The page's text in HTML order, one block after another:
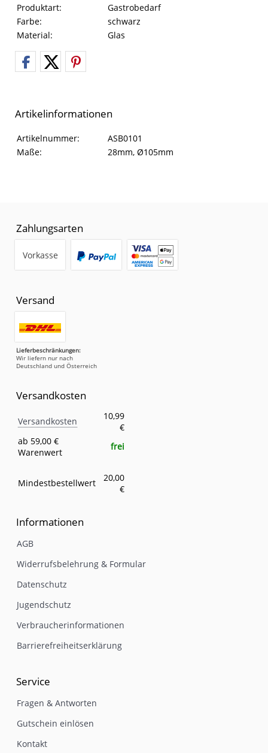
Produktart:
Gastrobedarf
Farbe:
schwarz
Material:
Glas
Artikelinformationen
Artikelinformationen
Eigenschaft Wert
Artikelnummer:
ASB0101
Maße:
28mm, Ø105mm
Zahlungsarten
Vorkasse
Versand
Lieferbeschränkungen:
Wir liefern nur nach
Deutschland und Österreich
Versandkosten
Eigenschaft
Versandkosten
10,99
€
ab 59,00 €
Warenwert
frei
Mindestbestellwert
20,00
€
Informationen
AGB
Widerrufsbelehrung & Formular
Datenschutz
Jugendschutz
Verbraucherinformationen
Barrierefreiheitserklärung
Service
Fragen & Antworten
Gutschein einlösen
Kontakt